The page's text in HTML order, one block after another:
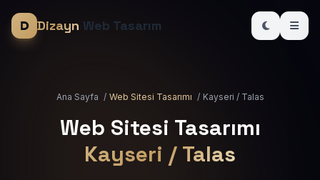
Dizayn Web Tasarım
Ana Sayfa / Web Sitesi Tasarımı / Kayseri / Talas
Web Sitesi Tasarımı
Kayseri / Talas